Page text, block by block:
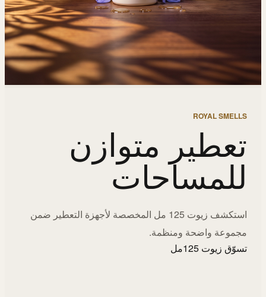
ROYAL SMELLS
تعطير متوازن
للمساحات
استكشف زيوت 125 مل المخصصة لأجهزة التعطير ضمن
مجموعة واضحة ومنظمة.
تسوّق زيوت 125مل